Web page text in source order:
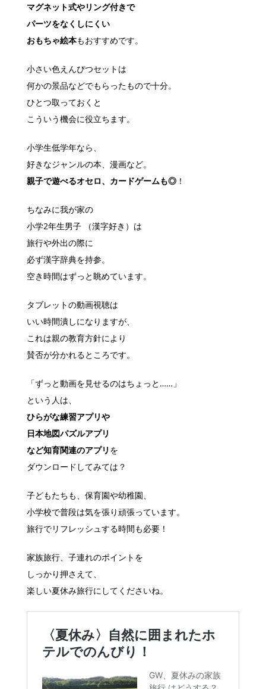
マグネット式やリング付きで
パーツをなくしにくい
おもちゃ絵本もおすすめです。
小さい色えんぴつセットは
何かの景品などでもらったもので十分。
ひとつ取っておくと
こういう機会に役立ちます。
小学生低学年なら、
好きなジャンルの本、漫画など。
親子で遊べるオセロ、カードゲームも◎ ！
ちなみに我が家の
小学2年生男子 （漢字好き）は
旅行や外出の際に
必ず漢字辞典を持参。
空き時間はずっと眺めています。
タブレットの動画視聴は
いい時間潰しになりますが、
これは親の教育方針により
賛否が分かれるところです。
「ずっと動画を見せるのはちょっと……」
という人は、
ひらがな練習アプリや
日本地図パズルアプリ
など知育関連のアプリ を
ダウンロードしてみては？
子どもたちも、保育園や幼稚園、
小学校で普段は気を張り頑張っています。
旅行でリフレッシュする時間も必要！
家族旅行、子連れのポイントを
しっかり押さえて、
楽しい夏休み旅行にしてくださいね。